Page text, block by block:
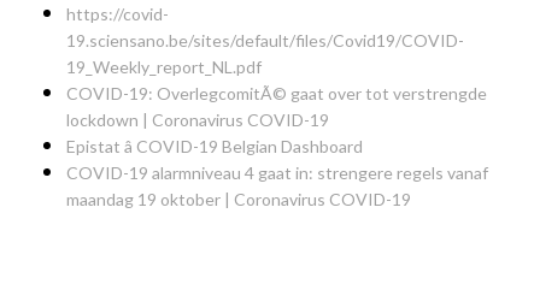
https://covid-
19.sciensano.be/sites/default/files/Covid19/COVID-
19_Weekly_report_NL.pdf
COVID-19: OverlegcomitÃ© gaat over tot verstrengde
lockdown | Coronavirus COVID-19
Epistat â COVID-19 Belgian Dashboard
COVID-19 alarmniveau 4 gaat in: strengere regels vanaf
maandag 19 oktober | Coronavirus COVID-19